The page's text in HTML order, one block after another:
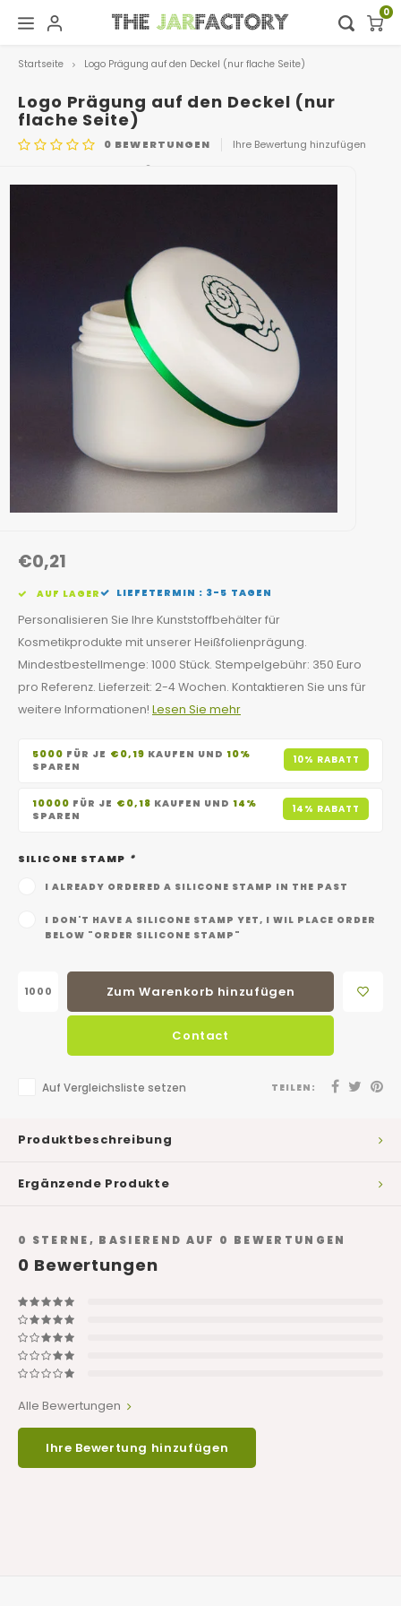
Hoofdmenu / digital showroom
Digital showroom
Dekoration
Hoofdmenu
Sprache
Nederlands
0
Startseite Logo Prägung auf den Deckel (nur flache Seite)
Logo Prägung auf den Deckel (nur
flache Seite)
0 BEWERTUNGEN Ihre Bewertung hinzufügen
416
€0,21
AUF LAGER LIEFETERMIN : 3-5 TAGEN
Personalisieren Sie Ihre Kunststoffbehälter für
Kosmetikprodukte mit unserer Heißfolienprägung.
Mindestbestellmenge: 1000 Stück. Stempelgebühr: 350 Euro
pro Referenz. Lieferzeit: 2-4 Wochen. Kontaktieren Sie uns für
weitere Informationen! Lesen Sie mehr
5000 FÜR JE €0,19 KAUFEN UND 10%
SPAREN
10% RABATT
10000 FÜR JE €0,18 KAUFEN UND 14%
SPAREN
14% RABATT
SILICONE STAMP *
I ALREADY ORDERED A SILICONE STAMP IN THE PAST
I DON'T HAVE A SILICONE STAMP YET, I WIL PLACE ORDER
BELOW "ORDER SILICONE STAMP"
Zum Warenkorb hinzufügen
Contact
Auf Vergleichsliste setzen TEILEN:
Produktbeschreibung
Ergänzende Produkte
0 STERNE, BASIEREND AUF 0 BEWERTUNGEN
0 Bewertungen
Alle Bewertungen
Ihre Bewertung hinzufügen